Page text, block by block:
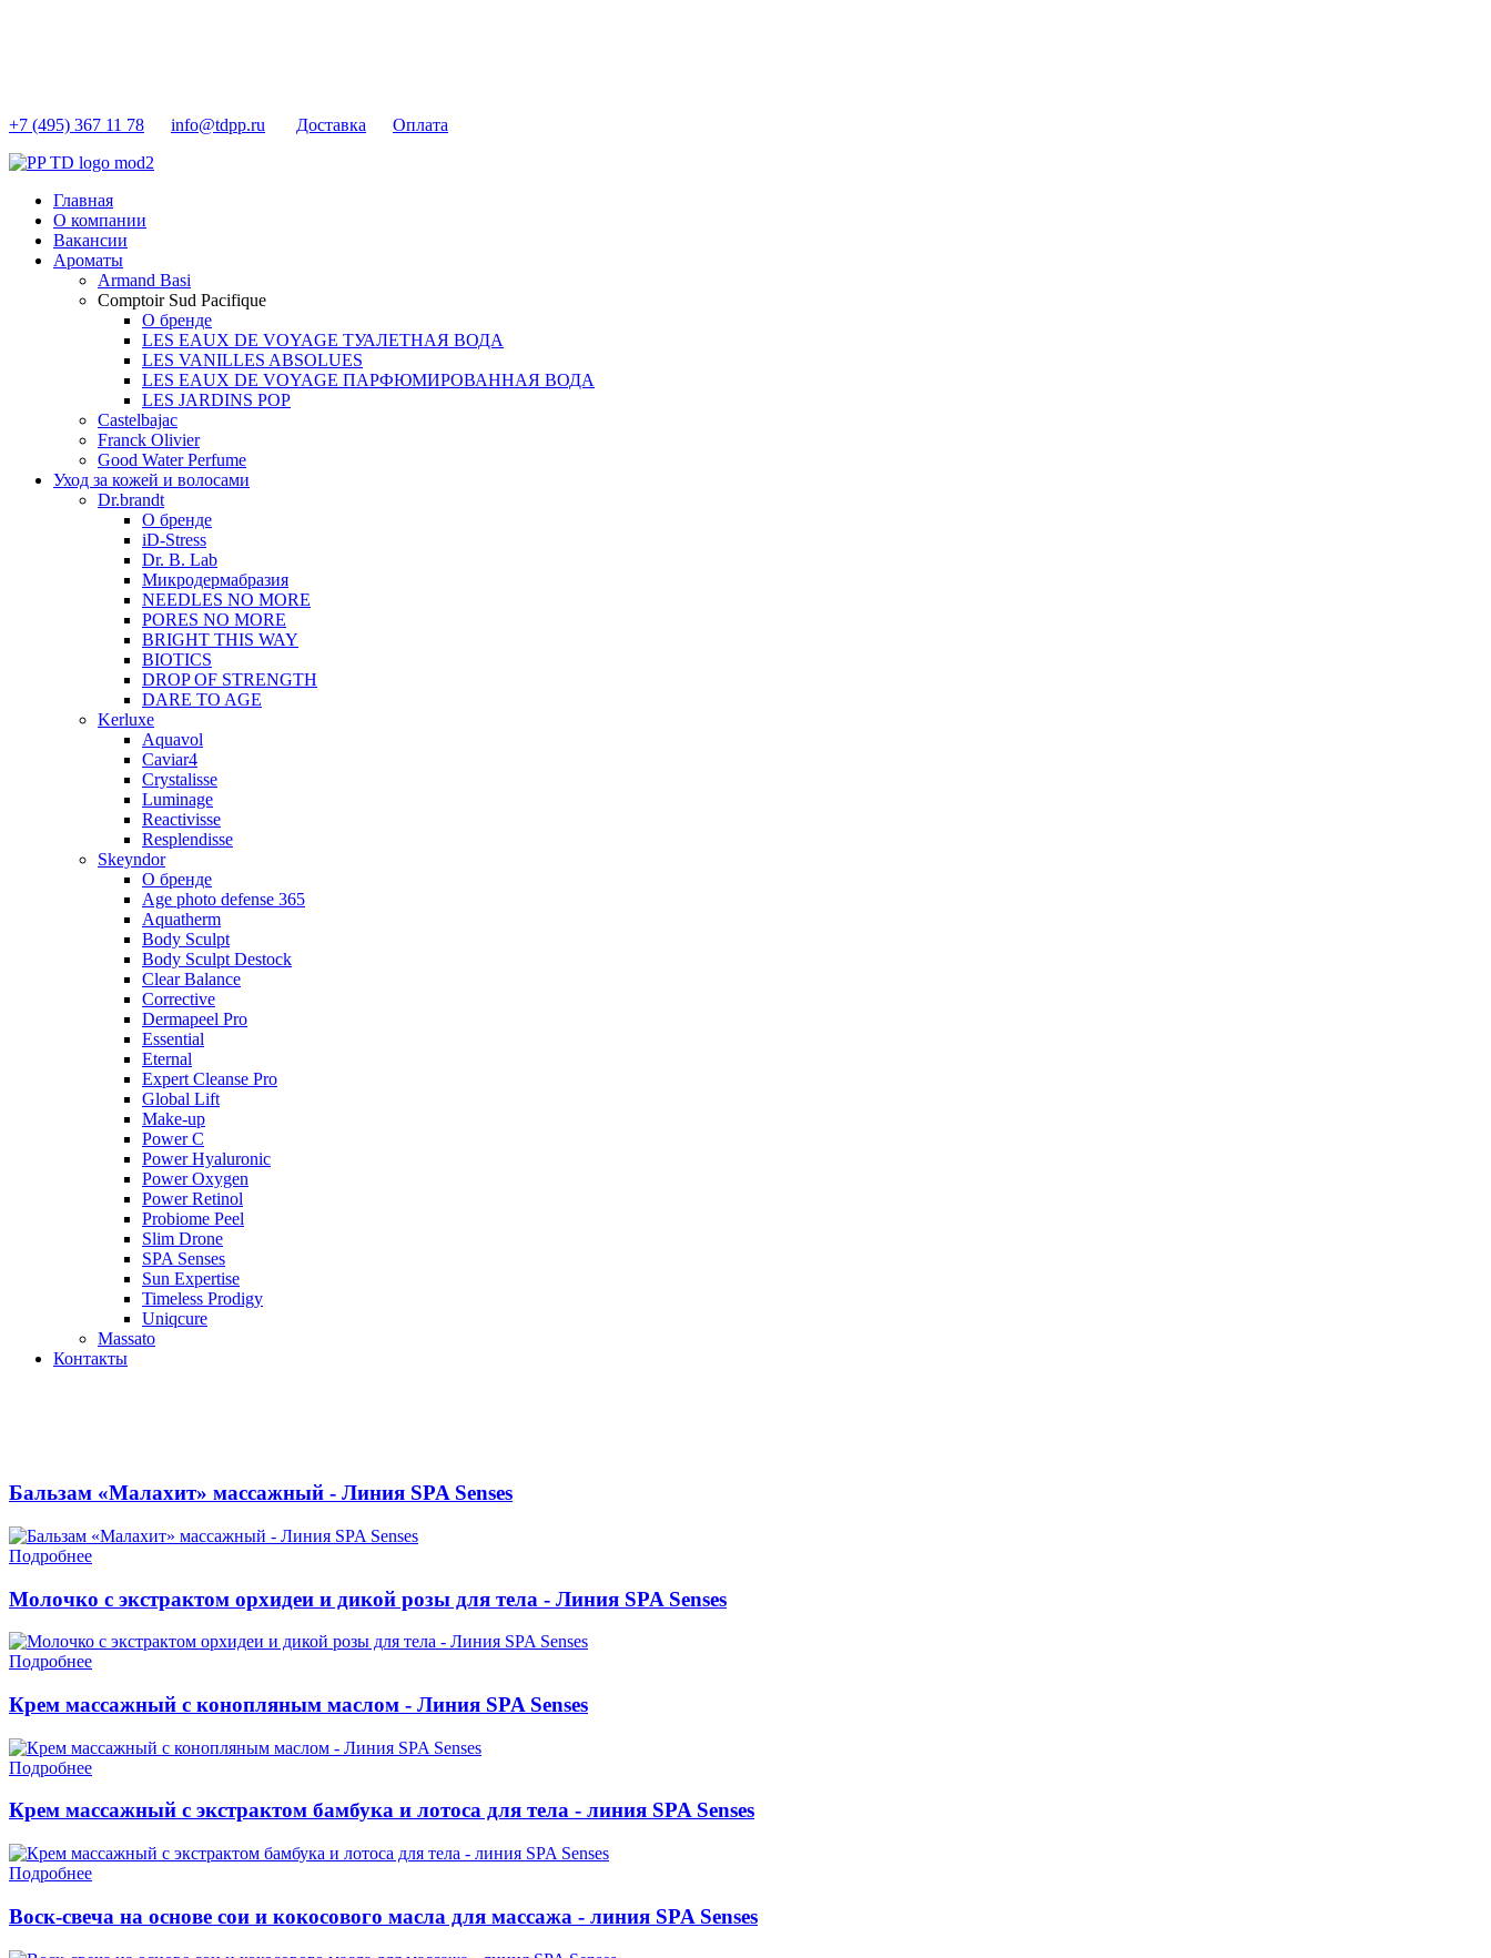
+7 (495) 367 11 78 info@tdpp.ru Доставка Оплата
Главная
О компании
Вакансии
Ароматы
Armand Basi
Comptoir Sud Pacifique
О бренде
LES EAUX DE VOYAGE ТУАЛЕТНАЯ ВОДА
LES VANILLES ABSOLUES
LES EAUX DE VOYAGE ПАРФЮМИРОВАННАЯ ВОДА
LES JARDINS POP
Castelbajac
Franck Olivier
Good Water Perfume
Уход за кожей и волосами
Dr.brandt
О бренде
iD-Stress
Dr. B. Lab
Микродермабразия
NEEDLES NO MORE
PORES NO MORE
BRIGHT THIS WAY
BIOTICS
DROP OF STRENGTH
DARE TO AGE
Kerluxe
Aquavol
Caviar4
Crystalisse
Luminage
Reactivisse
Resplendisse
Skeyndor
О бренде
Age photo defense 365
Aquatherm
Body Sculpt
Body Sculpt Destock
Clear Balance
Corrective
Dermapeel Pro
Essential
Eternal
Expert Cleanse Pro
Global Lift
Make-up
Power C
Power Hyaluronic
Power Oxygen
Power Retinol
Probiome Peel
Slim Drone
SPA Senses
Sun Expertise
Timeless Prodigy
Uniqcure
Massato
Контакты
Бальзам «Малахит» массажный - Линия SPA Senses
Подробнее
Молочко с экстрактом орхидеи и дикой розы для тела - Линия SPA Senses
Подробнее
Крем массажный с конопляным маслом - Линия SPA Senses
Подробнее
Крем массажный с экстрактом бамбука и лотоса для тела - линия SPA Senses
Подробнее
Воск-свеча на основе сои и кокосового масла для массажа - линия SPA Senses